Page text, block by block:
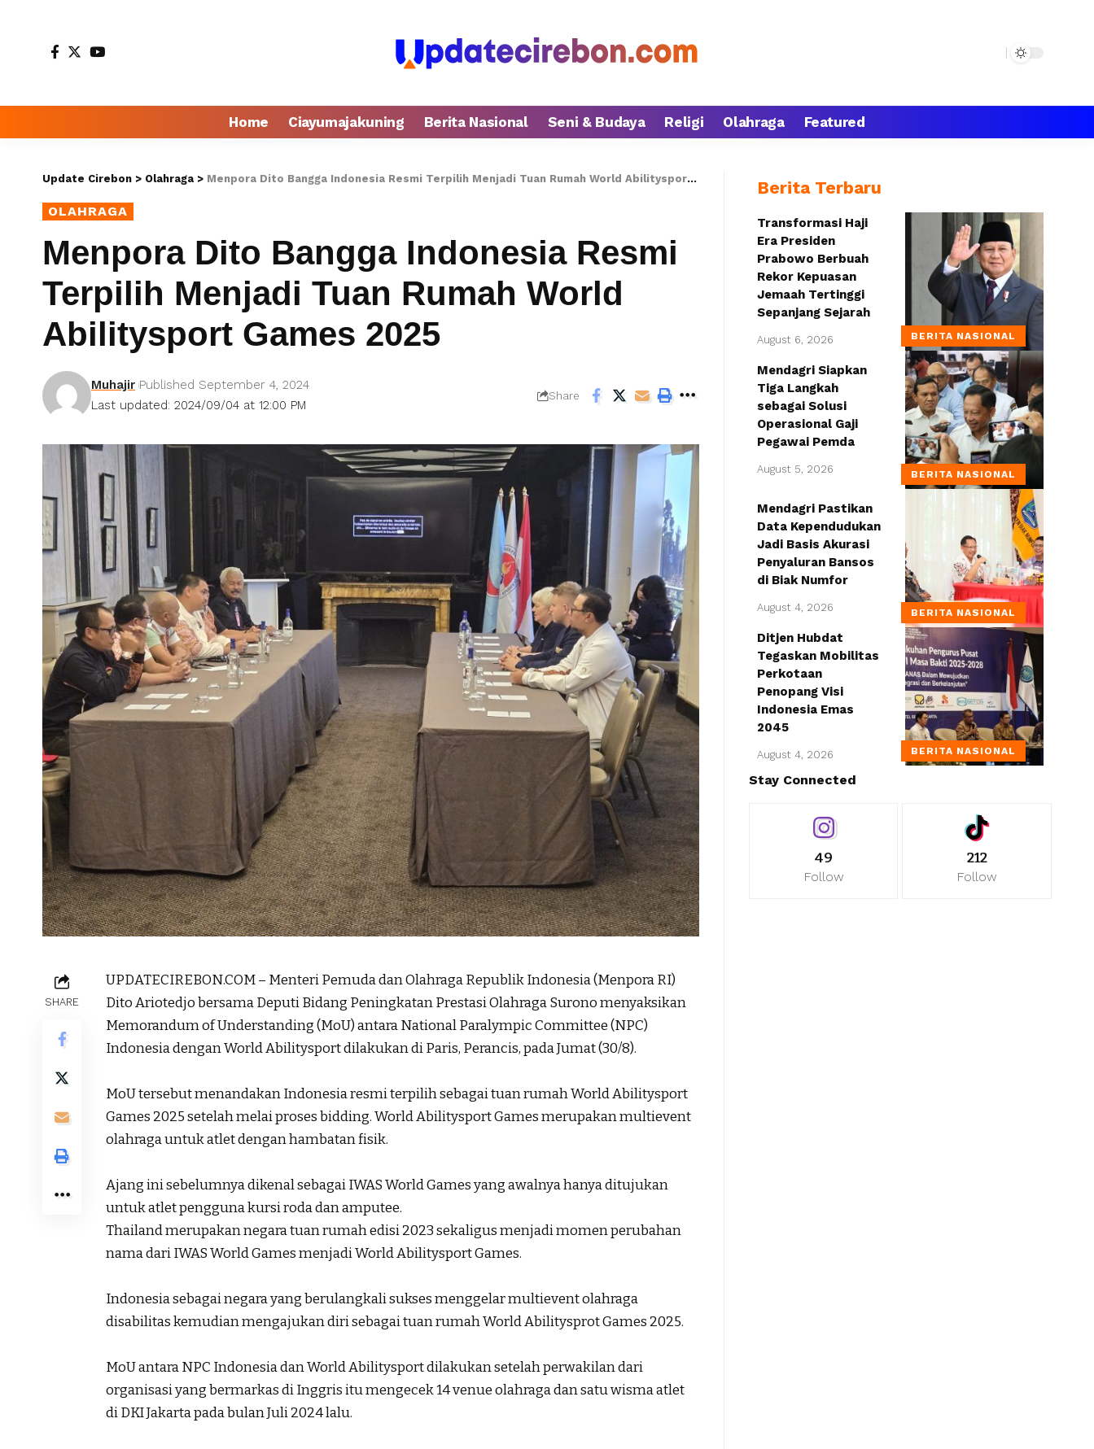
Home Ciayumajakuning Berita Nasional Seni & Budaya Religi Olahraga Featured
Update Cirebon > Olahraga > Menpora Dito Bangga Indonesia Resmi Terpilih Menjadi Tuan Rumah World Abilitysport Games 2025
OLAHRAGA
Menpora Dito Bangga Indonesia Resmi
Terpilih Menjadi Tuan Rumah World
Abilitysport Games 2025
Last updated: 2024/09/04 at 12:00 PM
Muhajir Published September 4, 2024
Share
SHARE
UPDATECIREBON.COM – Menteri Pemuda dan Olahraga Republik Indonesia (Menpora RI)
Dito Ariotedjo bersama Deputi Bidang Peningkatan Prestasi Olahraga Surono menyaksikan
Memorandum of Understanding (MoU) antara National Paralympic Committee (NPC)
Indonesia dengan World Abilitysport dilakukan di Paris, Perancis, pada Jumat (30/8).
MoU tersebut menandakan Indonesia resmi terpilih sebagai tuan rumah World Abilitysport
Games 2025 setelah melai proses bidding. World Abilitysport Games merupakan multievent
olahraga untuk atlet dengan hambatan fisik.
Ajang ini sebelumnya dikenal sebagai IWAS World Games yang awalnya hanya ditujukan
untuk atlet pengguna kursi roda dan amputee.
Thailand merupakan negara tuan rumah edisi 2023 sekaligus menjadi momen perubahan
nama dari IWAS World Games menjadi World Abilitysport Games.
Indonesia sebagai negara yang berulangkali sukses menggelar multievent olahraga
disabilitas kemudian mengajukan diri sebagai tuan rumah World Abilitysprot Games 2025.
MoU antara NPC Indonesia dan World Abilitysport dilakukan setelah perwakilan dari
organisasi yang bermarkas di Inggris itu mengecek 14 venue olahraga dan satu wisma atlet
di DKI Jakarta pada bulan Juli 2024 lalu.
Berita Terbaru
BERITA NASIONAL
Transformasi Haji
Era Presiden
Prabowo Berbuah
Rekor Kepuasan
Jemaah Tertinggi
Sepanjang Sejarah
August 6, 2026
BERITA NASIONAL
Mendagri Siapkan
Tiga Langkah
sebagai Solusi
Operasional Gaji
Pegawai Pemda
August 5, 2026
BERITA NASIONAL
Mendagri Pastikan
Data Kependudukan
Jadi Basis Akurasi
Penyaluran Bansos
di Biak Numfor
August 4, 2026
BERITA NASIONAL
Ditjen Hubdat
Tegaskan Mobilitas
Perkotaan
Penopang Visi
Indonesia Emas
2045
August 4, 2026
Stay Connected
49
Follow
212
Follow